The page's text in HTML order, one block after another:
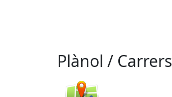
Plànol / Carrers